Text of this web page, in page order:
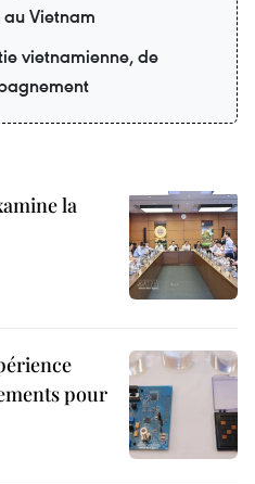
Vietnam
vietnamienne, de
la
pour